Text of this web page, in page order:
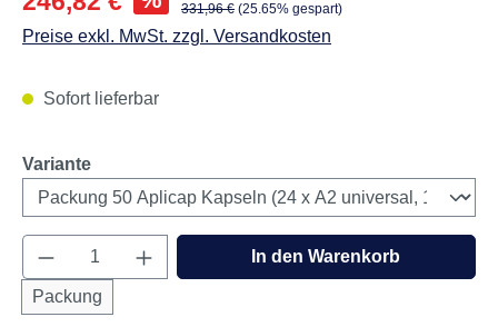
Regulärer Preis:
331,96 € (25.65% gespart)
Preise exkl. MwSt. zzgl. Versandkosten
Sofort lieferbar
Varianteauswählen
Produkt Anzahl: Gib den gewünschten
Packung
In den Warenkorb